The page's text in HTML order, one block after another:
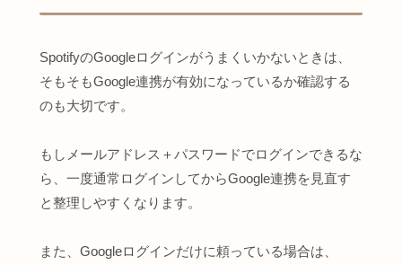
SpotifyのGoogleログインがうまくいかないときは、
そもそもGoogle連携が有効になっているか確認する
のも大切です。
もしメールアドレス＋パスワードでログインできるな
ら、一度通常ログインしてからGoogle連携を見直す
と整理しやすくなります。
また、Googleログインだけに頼っている場合は、